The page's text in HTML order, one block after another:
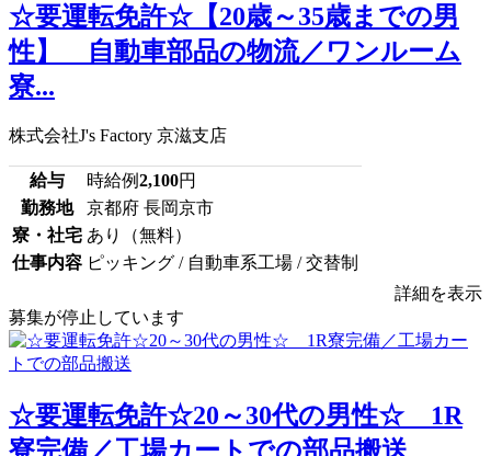
☆要運転免許☆【20歳～35歳までの男
性】 自動車部品の物流／ワンルーム
寮...
株式会社J's Factory 京滋支店
給与 時給例2,100円
勤務地
京都府 長岡京市
寮・社宅 あり（無料）
仕事内容 ピッキング / 自動車系工場 / 交替制
詳細を表示
募集が停止しています
☆要運転免許☆20～30代の男性☆ 1R